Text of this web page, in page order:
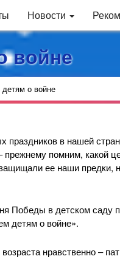
Новости
войне
о войне
в нашей
помним, какой
ее наши
Победы в детском саду
детям о войне».
нравственно –